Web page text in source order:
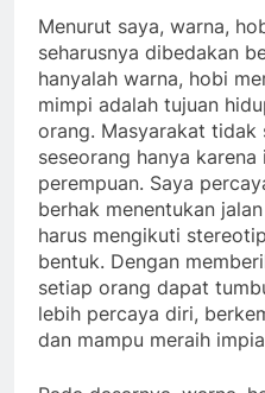
Menurut saya, warna,
seharusnya dibedakan
hanyalah warna, hobi
mimpi adalah tujuan
orang. Masyarakat tidak
seseorang hanya
perempuan. Saya
berhak menentukan
harus mengikuti
bentuk. Dengan
setiap orang dapat
lebih percaya diri,
dan mampu meraih